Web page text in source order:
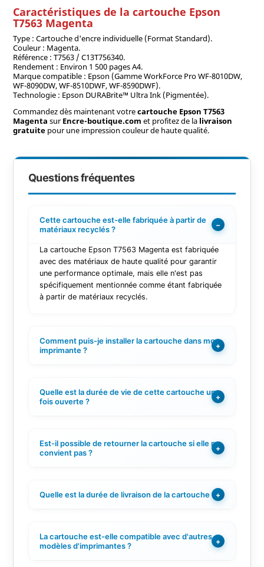
Caractéristiques de la cartouche Epson
T7563 Magenta
Type : Cartouche d'encre individuelle (Format Standard).
Couleur : Magenta.
Référence : T7563 / C13T756340.
Rendement : Environ 1 500 pages A4.
Marque compatible : Epson (Gamme WorkForce Pro WF-8010DW,
WF-8090DW, WF-8510DWF, WF-8590DWF).
Technologie : Epson DURABrite™ Ultra Ink (Pigmentée).
Commandez dès maintenant votrecartouche Epson T7563
Magenta surEncre-boutique.com et profitez de la livraison
gratuitepour une impression couleur de haute qualité.
Questions fréquentes
Cette cartouche est-elle fabriquée à partir de
matériaux recyclés ?
−
La cartouche Epson T7563 Magenta est fabriquée
avec des matériaux de haute qualité pour garantir
une performance optimale, mais elle n'est pas
spécifiquement mentionnée comme étant fabriquée
à partir de matériaux recyclés.
Comment puis-je installer la cartouche dans mon
imprimante ?
+
Quelle est la durée de vie de cette cartouche une
fois ouverte ?
+
Est-il possible de retourner la cartouche si elle ne
convient pas ?
+
Quelle est la durée de livraison de la cartouche ? +
La cartouche est-elle compatible avec d'autres
modèles d'imprimantes ?
+